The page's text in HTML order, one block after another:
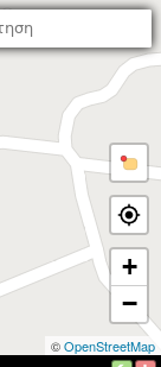
+
−
©OpenStreetMap